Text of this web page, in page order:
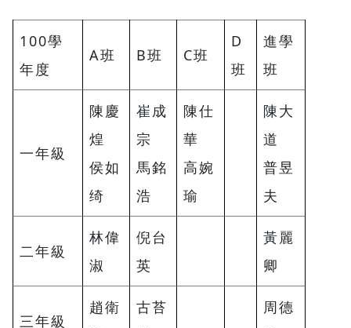
100學
年度
A班 B班 C班
D
班
進學
班
一年級
陳慶
煌
侯如
绮
崔成
宗
馬銘
浩
陳仕
華
高婉
瑜
陳大
道
普昱
夫
二年級
林偉
淑
倪台
英
黃麗
卿
三年級
趙衛
古苔
周德